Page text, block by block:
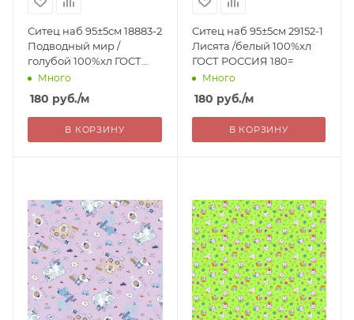
Ситец наб 95±5см 18883-2
Подводный мир /
голубой 100%хл ГОСТ
РОССИЯ 180=
Много
180 руб./м
В КОРЗИНУ
Ситец наб 95±5см 29152-1
Лисята /белый 100%хл
ГОСТ РОССИЯ 180=
Много
180 руб./м
В КОРЗИНУ